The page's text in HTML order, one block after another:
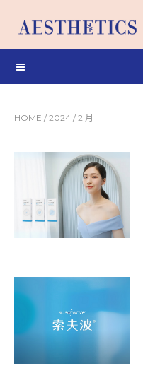
HOME / 2024 / 2 月